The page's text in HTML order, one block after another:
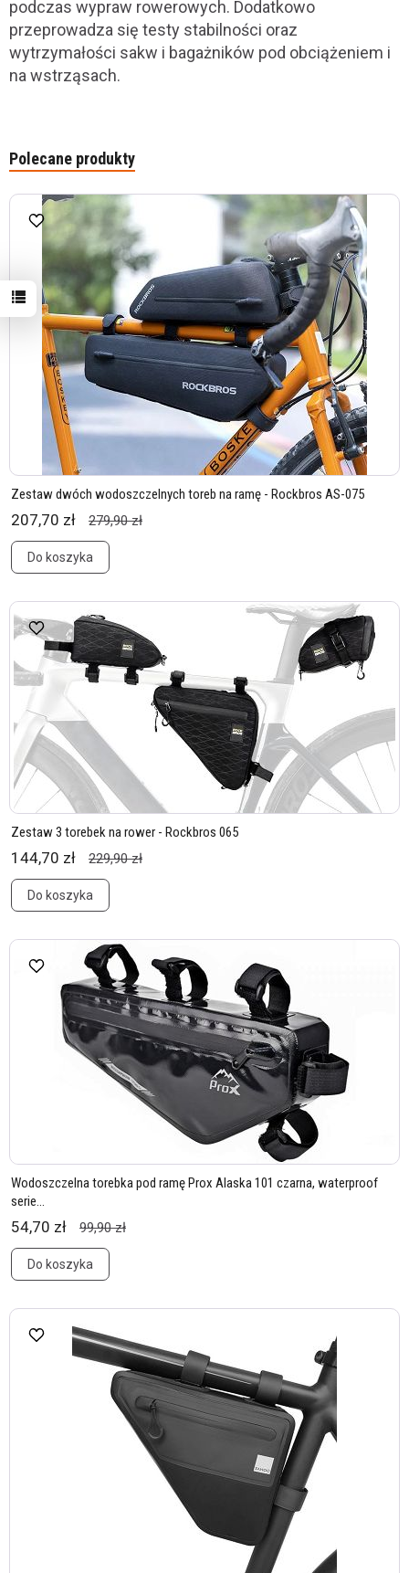
podczas wypraw rowerowych. Dodatkowo
przeprowadza się testy stabilności oraz
wytrzymałości sakw i bagażników pod obciążeniem i
na wstrząsach.
Polecane produkty
Zestaw dwóch wodoszczelnych toreb na ramę - Rockbros AS-075
207,70 zł 279,90 zł
Do koszyka
Zestaw 3 torebek na rower - Rockbros 065
144,70 zł 229,90 zł
Do koszyka
Wodoszczelna torebka pod ramę Prox Alaska 101 czarna, waterproof
serie...
54,70 zł 99,90 zł
Do koszyka